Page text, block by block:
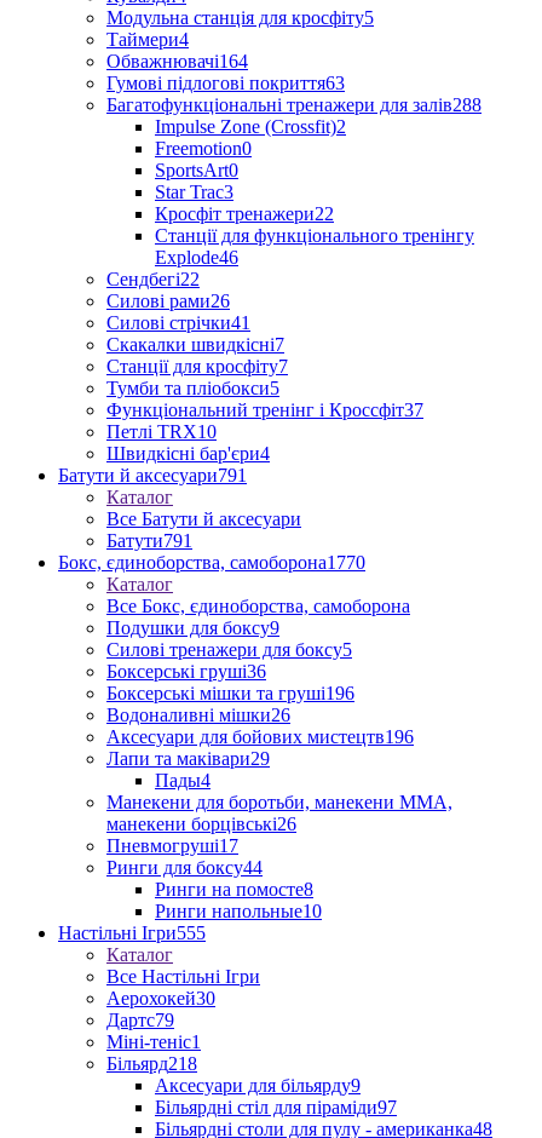
Модульна станція для кросфіту5
Таймери4
Обважнювачі164
Гумові підлогові покриття63
Багатофункціональні тренажери для залів288
Impulse Zone (Crossfit)2
Freemotion0
SportsArt0
Star Trac3
Кросфіт тренажери22
Станції для функціонального тренінгу
Explode46
Сендбегі22
Силові рами26
Силові стрічки41
Скакалки швидкісні7
Станції для кросфіту7
Тумби та пліобокси5
Функціональний тренінг і Кроссфіт37
Петлі TRX10
Швидкісні бар'єри4
Батути й аксесуари791
Каталог
Все Батути й аксесуари
Батути791
Бокс, єдиноборства, самоборона1770
Каталог
Все Бокс, єдиноборства, самоборона
Подушки для боксу9
Силові тренажери для боксу5
Боксерські груші36
Боксерські мішки та груші196
Водоналивні мішки26
Аксесуари для бойових мистецтв196
Лапи та маківари29
Пады4
Манекени для боротьби, манекени ММА,
манекени борцівські26
Пневмогруші17
Ринги для боксу44
Ринги на помосте8
Ринги напольные10
Настільні Ігри555
Каталог
Все Настільні Ігри
Аерохокей30
Дартс79
Міні-теніс1
Більярд218
Аксесуари для більярду9
Більярдні стіл для піраміди97
Більярдні столи для пулу - американка48